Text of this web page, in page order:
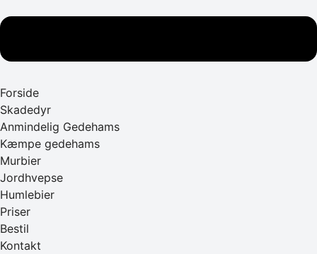
Forside
Skadedyr
Anmindelig Gedehams
Kæmpe gedehams
Murbier
Jordhvepse
Humlebier
Priser
Bestil
Kontakt